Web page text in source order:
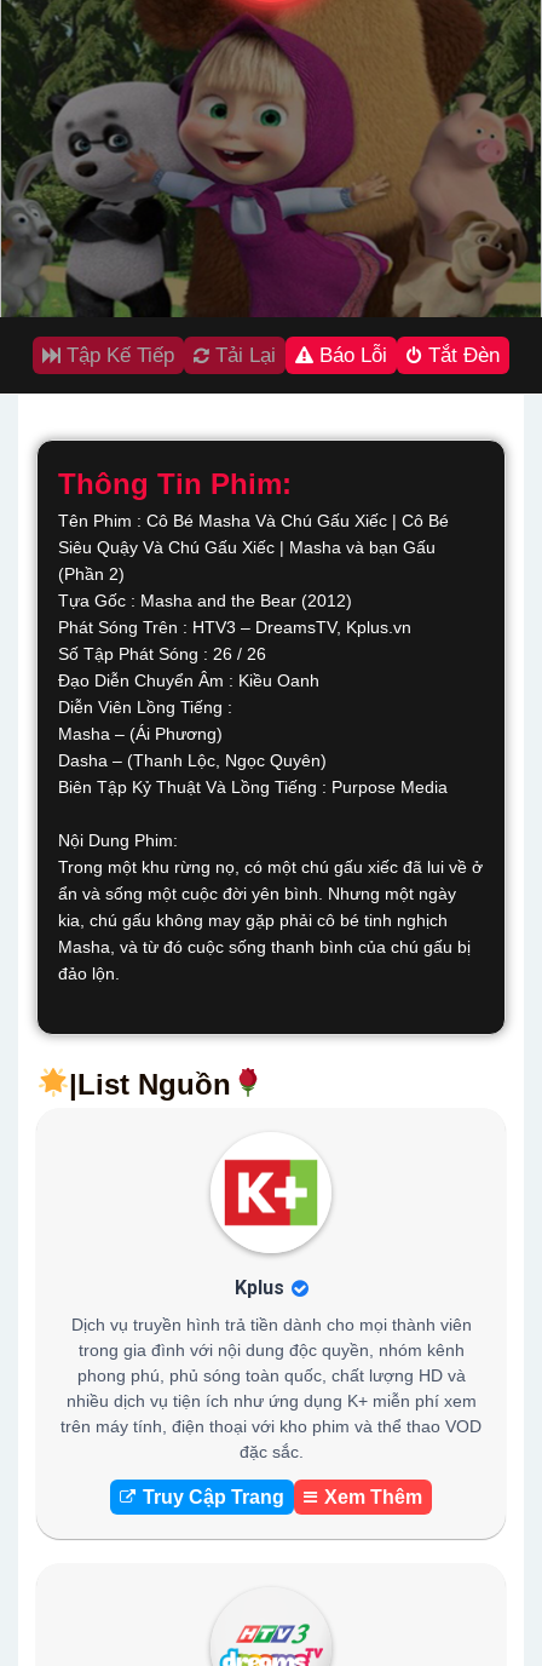
Tập Kế Tiếp Tải Lại Báo Lỗi Tắt Đèn
Thông Tin Phim:
Tên Phim : Cô Bé Masha Và Chú Gấu Xiếc | Cô Bé
Siêu Quậy Và Chú Gấu Xiếc | Masha và bạn Gấu
(Phần 2)
Tựa Gốc : Masha and the Bear (2012)
Phát Sóng Trên : HTV3 – DreamsTV, Kplus.vn
Số Tập Phát Sóng : 26 / 26
Đạo Diễn Chuyển Âm : Kiều Oanh
Diễn Viên Lồng Tiếng :
Masha – (Ái Phương)
Dasha – (Thanh Lộc, Ngọc Quyên)
Biên Tập Kỷ Thuật Và Lồng Tiếng : Purpose Media
Nội Dung Phim:
Trong một khu rừng nọ, có một chú gấu xiếc đã lui về ở
ẩn và sống một cuộc đời yên bình. Nhưng một ngày
kia, chú gấu không may gặp phải cô bé tinh nghịch
Masha, và từ đó cuộc sống thanh bình của chú gấu bị
đảo lộn.
|List Nguồn
Kplus
Dịch vụ truyền hình trả tiền dành cho mọi thành viên
trong gia đình với nội dung độc quyền, nhóm kênh
phong phú, phủ sóng toàn quốc, chất lượng HD và
nhiều dịch vụ tiện ích như ứng dụng K+ miễn phí xem
trên máy tính, điện thoại với kho phim và thể thao VOD
đặc sắc.
Truy Cập Trang Xem Thêm